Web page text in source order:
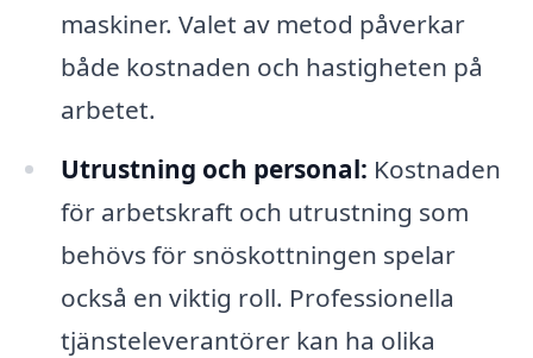
maskiner. Valet av metod påverkar
både kostnaden och hastigheten på
arbetet.
Utrustning och personal: Kostnaden
för arbetskraft och utrustning som
behövs för snöskottningen spelar
också en viktig roll. Professionella
tjänsteleverantörer kan ha olika